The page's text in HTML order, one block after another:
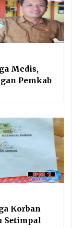
Medis,
Pemkab
Korban
Setimpal